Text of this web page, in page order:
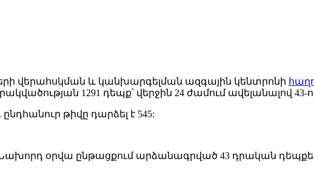
վերահսկման և կանխարգելման ազգային կենտրոնի
1291 դեպք՝ վերջին 24 ժամում ավելանալով 43-
թիվը դարձել է 545:
օրվա ընթացքում արձանագրված 43 դրական